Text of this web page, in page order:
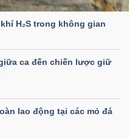
H₂S trong không gian
ca đến chiến lược giữ
lao động tại các mỏ đá